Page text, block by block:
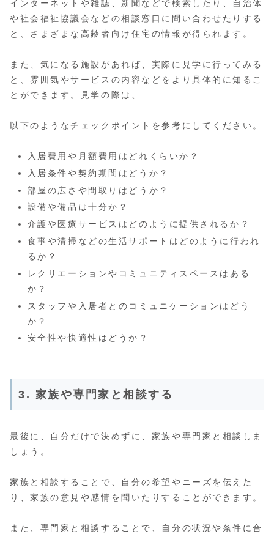
インターネットや雑誌、新聞などで検索したり、自治体
や社会福祉協議会などの相談窓口に問い合わせたりする
と、さまざまな高齢者向け住宅の情報が得られます。
また、気になる施設があれば、実際に見学に行ってみる
と、雰囲気やサービスの内容などをより具体的に知るこ
とができます。見学の際は、
以下のようなチェックポイントを参考にしてください。
入居費用や月額費用はどれくらいか？
入居条件や契約期間はどうか？
部屋の広さや間取りはどうか？
設備や備品は十分か？
介護や医療サービスはどのように提供されるか？
食事や清掃などの生活サポートはどのように行われ
るか？
レクリエーションやコミュニティスペースはある
か？
スタッフや入居者とのコミュニケーションはどう
か？
安全性や快適性はどうか？
3. 家族や専門家と相談する
最後に、自分だけで決めずに、家族や専門家と相談しま
しょう。
家族と相談することで、自分の希望やニーズを伝えた
り、家族の意見や感情を聞いたりすることができます。
また、専門家と相談することで、自分の状況や条件に合